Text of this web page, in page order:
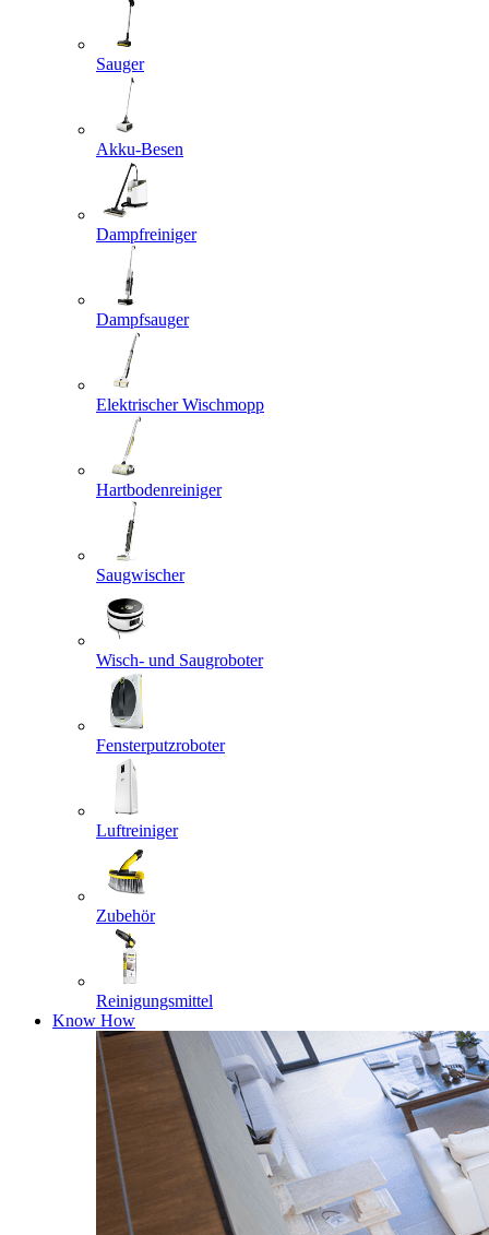
Sauger
Akku-Besen
Dampfreiniger
Dampfsauger
Elektrischer Wischmopp
Hartbodenreiniger
Saugwischer
Wisch- und Saugroboter
Fensterputzroboter
Luftreiniger
Zubehör
Reinigungsmittel
Know How